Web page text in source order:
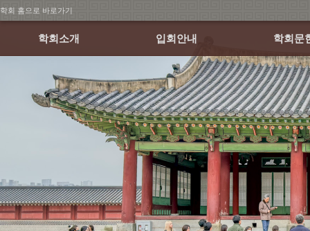
학회 홈으로 바로가기
학회소개
연혁
조직
정관 및 규정
입회안내
회원가입 안내
회비납부 안내
학회문
학술발표
월례학술세
논문집
소식지